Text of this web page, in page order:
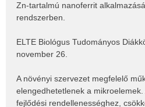
Zn-tartalmú nanoferrit
rendszerben.
ELTE Biológus Tudományos
november 26.
A növényi szervezet megfelelő
elengedhetetlenek a
fejlődési rendellenességhez,